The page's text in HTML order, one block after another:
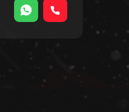
КУЗОВНОЙ РЕМОНТ